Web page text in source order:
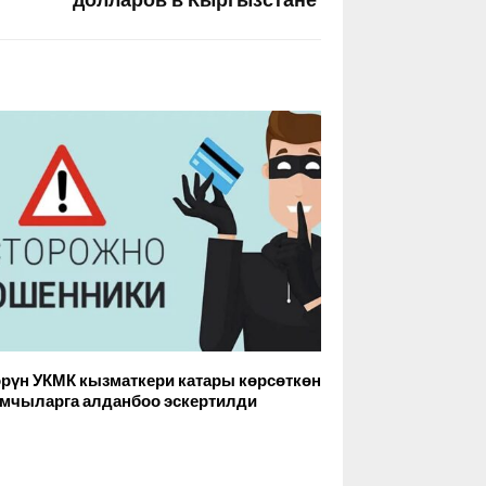
УКМК кызматкери катары көрсөткөн
алданбоо эскертилди